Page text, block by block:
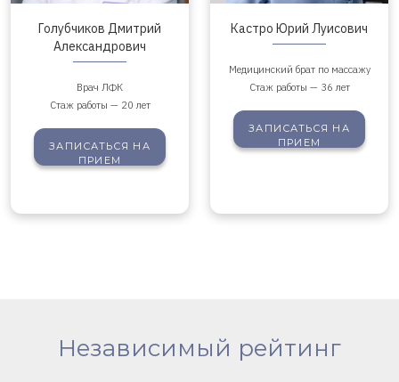
Голубчиков Дмитрий
Александрович
Врач ЛФК
Стаж работы — 20 лет
ЗАПИСАТЬСЯ НА
ПРИЕМ
Кастро Юрий Луисович
Медицинский брат по массажу
Стаж работы — 36 лет
ЗАПИСАТЬСЯ НА
ПРИЕМ
Независимый рейтинг